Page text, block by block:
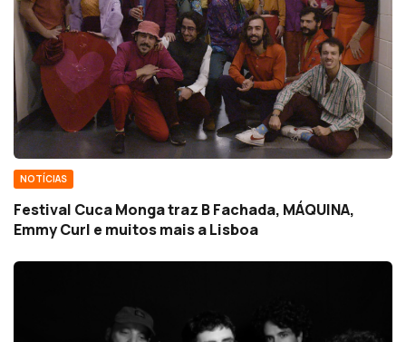
NOTÍCIAS
Festival Cuca Monga traz B Fachada, MÁQUINA,
Emmy Curl e muitos mais a Lisboa